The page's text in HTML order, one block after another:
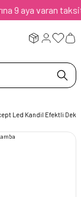
9 aya varan taksit
Led Kandil Efektli